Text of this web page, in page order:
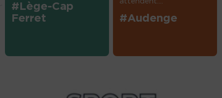
#Lège-Cap
Ferret
#Audenge